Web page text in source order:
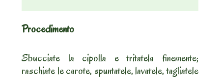
Procedimento
Sbucciate la cipolla e tritatela finemente;
raschiate le carote, spuntatele, lavatele, tagliatele